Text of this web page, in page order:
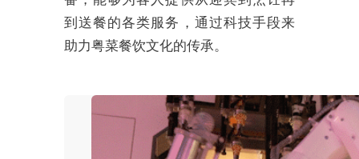
到送餐的各类服务，通过科技手段来
助力粤菜餐饮文化的传承。